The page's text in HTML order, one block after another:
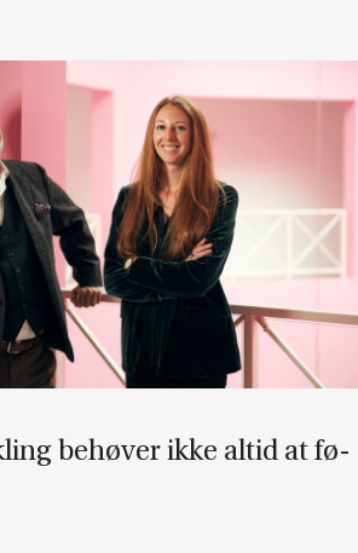
be­hø­ver ikke al­tid at fø­